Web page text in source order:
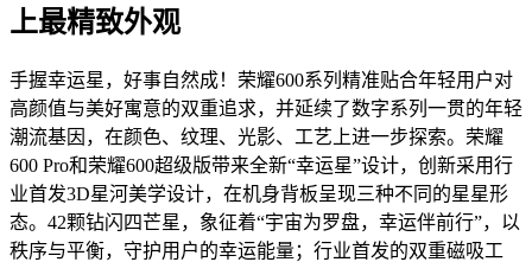
上最精致外观
手握幸运星，好事自然成！荣耀600系列精准贴合年轻用户对
高颜值与美好寓意的双重追求，并延续了数字系列一贯的年轻
潮流基因，在颜色、纹理、光影、工艺上进一步探索。荣耀
600 Pro和荣耀600超级版带来全新“幸运星”设计，创新采用行
业首发3D星河美学设计，在机身背板呈现三种不同的星星形
态。42颗钻闪四芒星，象征着“宇宙为罗盘，幸运伴前行”，以
秩序与平衡，守护用户的幸运能量；行业首发的双重磁吸工